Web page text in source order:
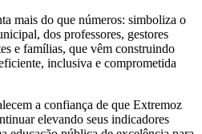
mais do que números: simboliza o
dos professores, gestores
e famílias, que vêm construindo
inclusiva e comprometida
a confiança de que Extremoz
elevando seus indicadores